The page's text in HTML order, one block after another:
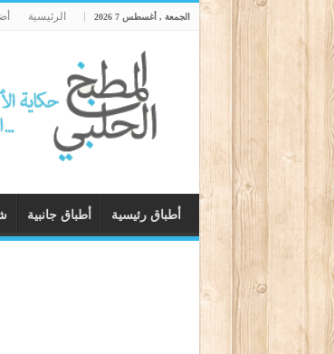
الجمعة , أغسطس 7 2026 الرئيسية
أطباق رئيسية أطباق جانبية